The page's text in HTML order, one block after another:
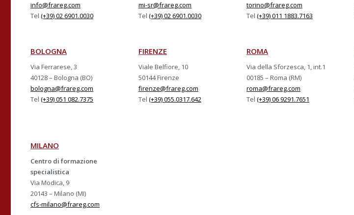
info@frareg.com
Tel (+39) 02 6901.0030
mi-sr@frareg.com
Tel (+39) 02 6901.0030
torino@frareg.com
Tel (+39) 011 1883.7163
BOLOGNA
Via Ferrarese, 3
40128 – Bologna (BO)
bologna@frareg.com
Tel (+39) 051 082.7375
FIRENZE
Viale Belfiore, 10
50144 Firenze
firenze@frareg.com
Tel (+39) 055.0317.642
ROMA
Via della Sforzesca, 1, int.1
00185 – Roma (RM)
roma@frareg.com
Tel (+39) 06 9291.7651
MILANO
Centro di formazione
specialistica
Via Modica, 9
20143 – Milano (MI)
cfs-milano@frareg.com